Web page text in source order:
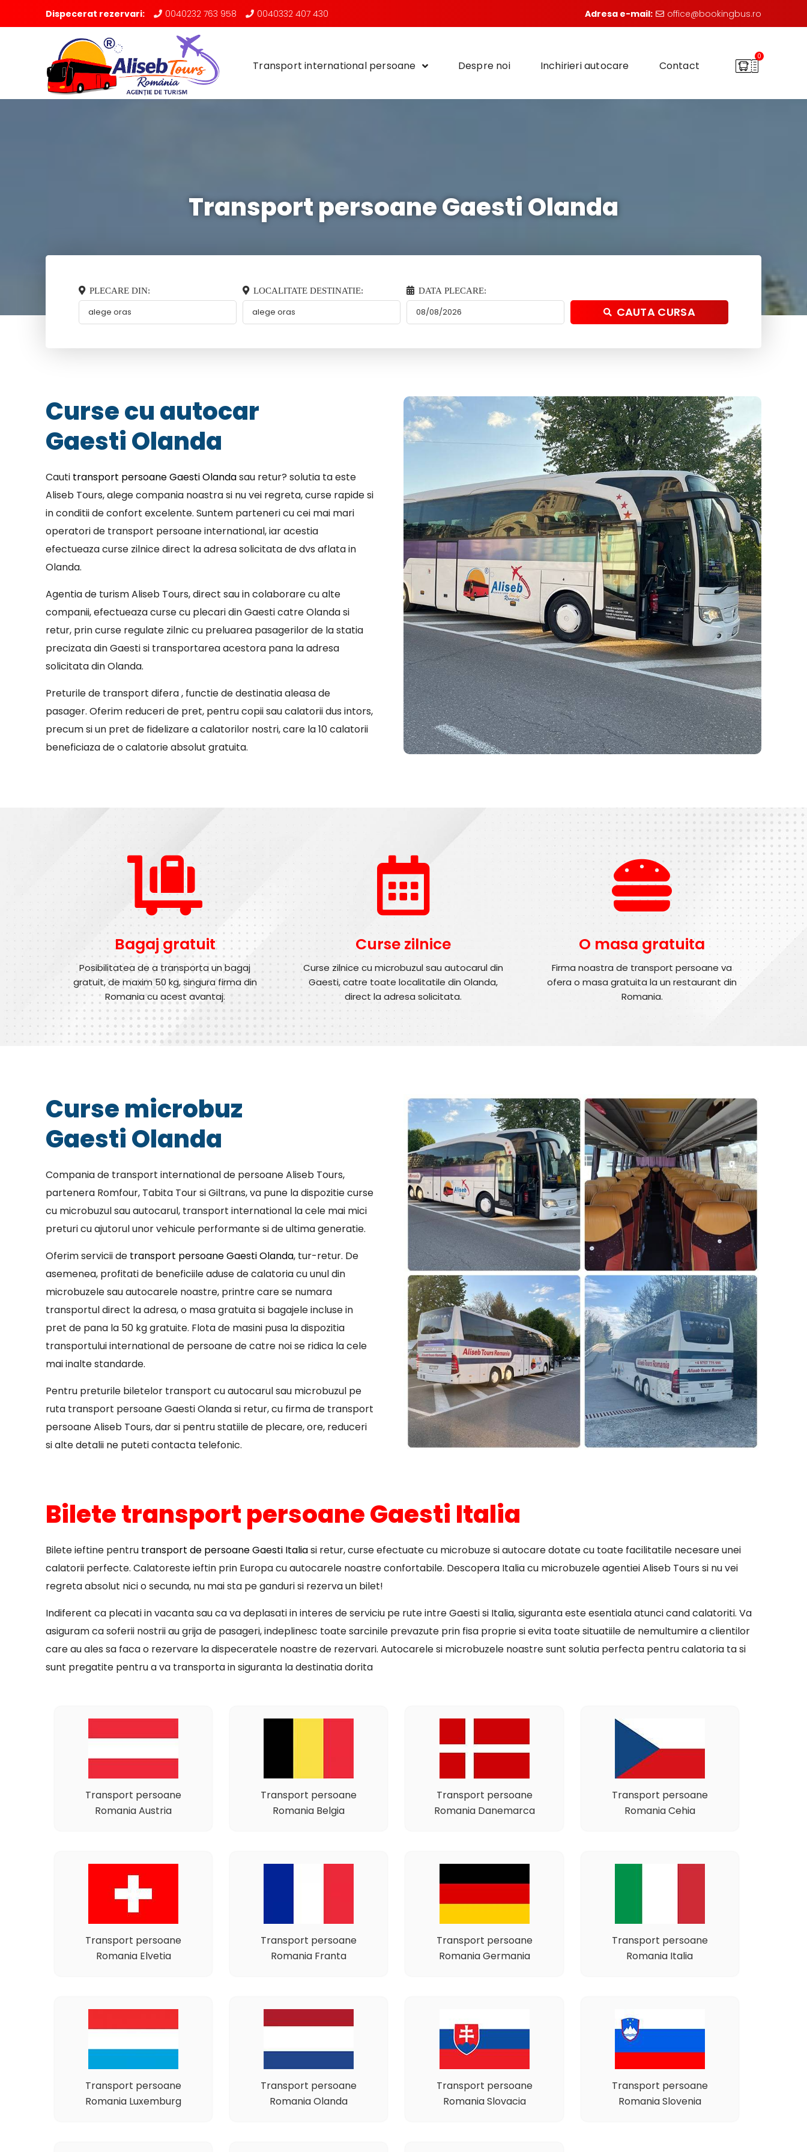
Dispecerat rezervari: 0040232 763 958 0040332 407 430 Adresa e-mail: office@bookingbus.ro
Transport international persoane Despre noi Inchirieri autocare Contact
0
Transport persoane Gaesti Olanda
PLECARE DIN: LOCALITATE DESTINATIE: DATA PLECARE:
CAUTA CURSA
Curse cu autocar
Gaesti Olanda
Cauti transport persoane Gaesti Olandasau retur? solutia ta este
Aliseb Tours, alege compania noastra si nu vei regreta, curse rapide si
in conditii de confort excelente. Suntem parteneri cu cei mai mari
operatori de transport persoane international, iar acestia
efectueaza curse zilnice direct la adresa solicitata de dvs aflata in
Olanda.
Agentia de turism Aliseb Tours, direct sau in colaborare cu alte
companii, efectueaza curse cu plecari din Gaesti catre Olanda si
retur, prin curse regulate zilnic cu preluarea pasagerilor de la statia
precizata din Gaesti si transportarea acestora pana la adresa
solicitata din Olanda.
Preturile de transport difera , functie de destinatia aleasa de
pasager. Oferim reduceri de pret, pentru copii sau calatorii dus intors,
precum si un pret de fidelizare a calatorilor nostri, care la 10 calatorii
beneficiaza de o calatorie absolut gratuita.
Bagaj gratuit
Posibilitatea de a transporta un bagaj
gratuit, de maxim 50 kg, singura firma din
Romania cu acest avantaj.
Curse zilnice
Curse zilnice cu microbuzul sau autocarul din
Gaesti, catre toate localitatile din Olanda,
direct la adresa solicitata.
O masa gratuita
Firma noastra de transport persoane va
ofera o masa gratuita la un restaurant din
Romania.
Curse microbuz
Gaesti Olanda
Compania de transport international de persoane Aliseb Tours,
partenera Romfour, Tabita Tour si Giltrans, va pune la dispozitie curse
cu microbuzul sau autocarul, transport international la cele mai mici
preturi cu ajutorul unor vehicule performante si de ultima generatie.
Oferim servicii de transport persoane Gaesti Olanda, tur-retur. De
asemenea, profitati de beneficiile aduse de calatoria cu unul din
microbuzele sau autocarele noastre, printre care se numara
transportul direct la adresa, o masa gratuita si bagajele incluse in
pret de pana la 50 kg gratuite. Flota de masini pusa la dispozitia
transportului international de persoane de catre noi se ridica la cele
mai inalte standarde.
Pentru preturile biletelor transport cu autocarul sau microbuzul pe
ruta transport persoane Gaesti Olanda si retur, cu firma de transport
persoane Aliseb Tours, dar si pentru statiile de plecare, ore, reduceri
si alte detalii ne puteti contacta telefonic.
Bilete transport persoane Gaesti Italia
Bilete ieftine pentru transport de persoane Gaesti Italiasi retur, curse efectuate cu microbuze si autocare dotate cu toate facilitatile necesare unei
calatorii perfecte. Calatoreste ieftin prin Europa cu autocarele noastre confortabile. Descopera Italia cu microbuzele agentiei Aliseb Tours si nu vei
regreta absolut nici o secunda, nu mai sta pe ganduri si rezerva un bilet!
Indiferent ca plecati in vacanta sau ca va deplasati in interes de serviciu pe rute intre Gaesti si Italia, siguranta este esentiala atunci cand calatoriti. Va
asiguram ca soferii nostrii au grija de pasageri, indeplinesc toate sarcinile prevazute prin fisa proprie si evita toate situatiile de nemultumire a clientilor
care au ales sa faca o rezervare la dispeceratele noastre de rezervari. Autocarele si microbuzele noastre sunt solutia perfecta pentru calatoria ta si
sunt pregatite pentru a va transporta in siguranta la destinatia dorita
Transport persoane
Romania Austria
Transport persoane
Romania Belgia
Transport persoane
Romania Danemarca
Transport persoane
Romania Cehia
Transport persoane
Romania Elvetia
Transport persoane
Romania Franta
Transport persoane
Romania Germania
Transport persoane
Romania Italia
Transport persoane
Romania Luxemburg
Transport persoane
Romania Olanda
Transport persoane
Romania Slovacia
Transport persoane
Romania Slovenia